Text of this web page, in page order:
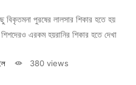
বিকৃতমনা পুরষের লালসার শিকার হতে হয়
এরকম হয়রানির শিকার হতে দেখা
380 views